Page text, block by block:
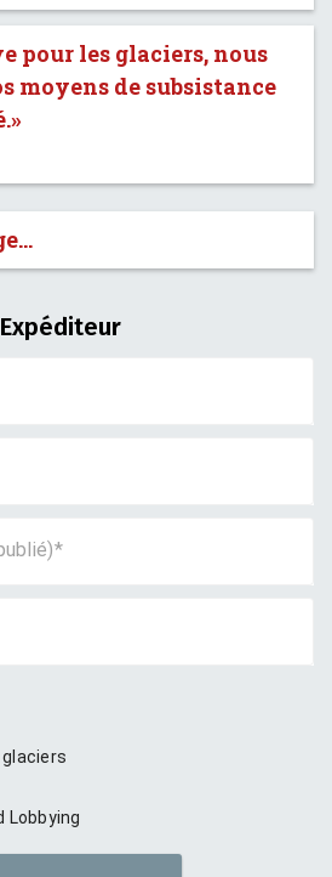
pour les glaciers, nous
moyens de subsistance
Expéditeur
Lobbying